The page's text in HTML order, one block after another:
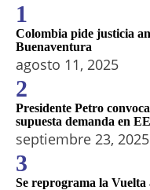
1
Colombia pide justicia
Buenaventura
agosto 11, 2025
2
Presidente Petro
supuesta demanda en
septiembre 23, 2025
3
Se reprograma la Vuelta